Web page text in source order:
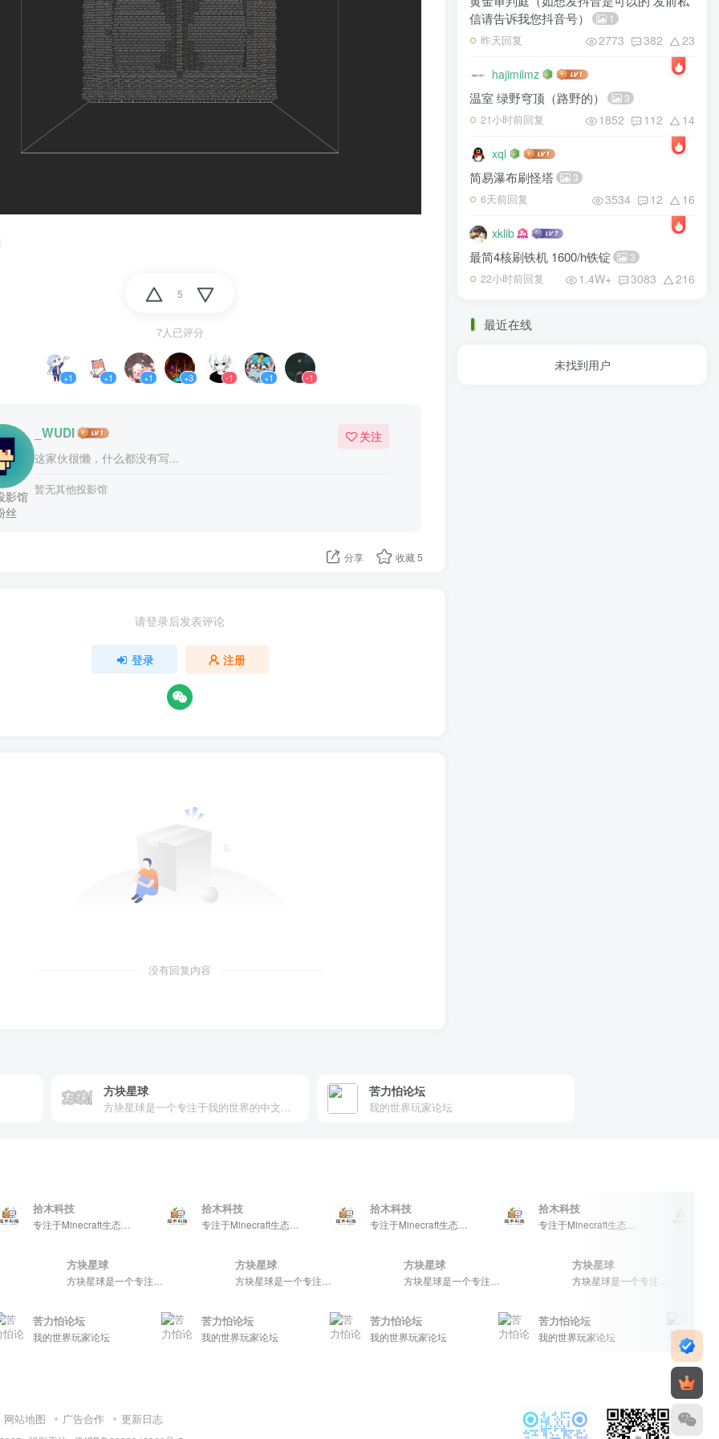
5
7人已评分
+1 +1 +1 +3 -1 +1 -1
影馆
丝
_WUDI
这家伙很懒，什么都没有写...
关注
暂无其他投影馆
分享 收藏5
请登录后发表评论
登录 注册
没有回复内容
信请告诉我您抖音号）
1
昨天回复 2773 382 23
hajimilmz
温室 绿野穹顶（路野的） 3
21小时前回复 1852 112 14
xql
简易瀑布刷怪塔 3
6天前回复 3534 12 16
xklib
最简4核刷铁机 1600/h铁锭 3
22小时前回复 1.4W+ 3083 216
最近在线
未找到用户
方块星球
方块星球是一个专注于我的世界的中文论坛，提供丰富的资源分享、玩家交流和创意展示，包括地图、皮肤、数据包等内容，打造Minecraft玩家的专属社区乐园！
苦力怕论坛
我的世界玩家论坛
木科技
专注于Minecraft生态建设
拾木科技
专注于Minecraft生态建设
拾木科技
专注于Minecraft生态建设
拾木科技
专注于Minecraft生态建设
方块星球 方块星球 方块星球 方块星球
力怕论坛
的世界玩家论坛
苦力怕论坛
我的世界玩家论坛
苦力怕论坛
我的世界玩家论坛
苦力怕论坛
我的世界玩家论坛
苦力怕论
我的世界
网站地图 广告合作 更新日志